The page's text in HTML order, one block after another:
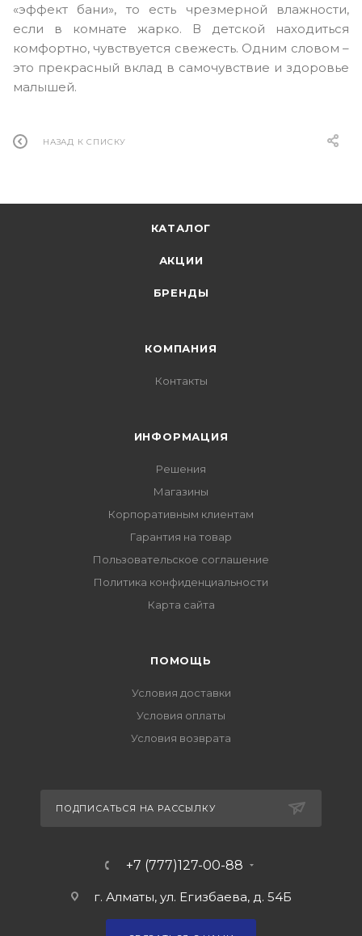
«эффект бани», то есть чрезмерной влажности,
если в комнате жарко. В детской находиться
комфортно, чувствуется свежесть. Одним словом –
это прекрасный вклад в самочувствие и здоровье
малышей.
НАЗАД К СПИСКУ
КАТАЛОГ
АКЦИИ
БРЕНДЫ
КОМПАНИЯ
Контакты
ИНФОРМАЦИЯ
Решения
Магазины
Корпоративным клиентам
Гарантия на товар
Пользовательское соглашение
Политика конфиденциальности
Карта сайта
ПОМОЩЬ
Условия доставки
Условия оплаты
Условия возврата
ПОДПИСАТЬСЯ НА РАССЫЛКУ
+7 (777)127-00-88
г. Алматы, ул. Егизбаева, д. 54Б